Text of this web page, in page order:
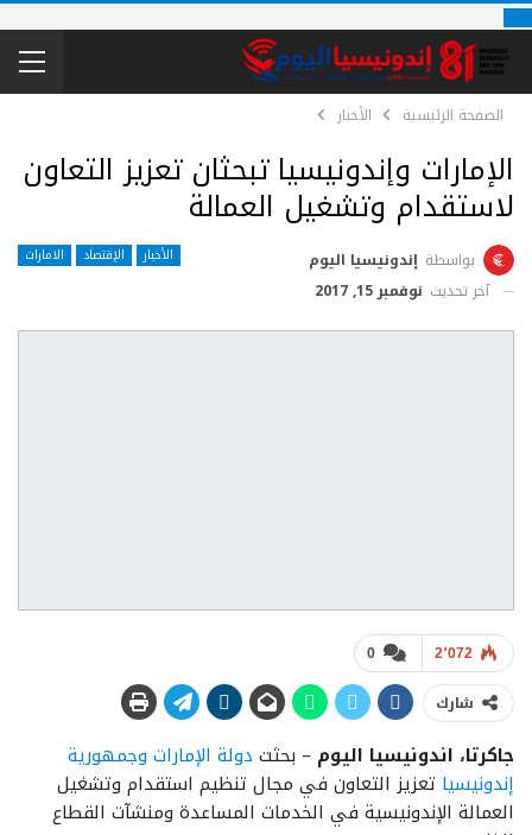
الصفحة الرئيسية الأخبار
الإمارات وإندونيسيا تبحثان تعزيز التعاون
لاستقدام وتشغيل العمالة
الأخبار الإقتصاد الامارات بواسطة إندونيسيا اليوم
آخر تحديث نوفمبر 15, 2017
0 2٬072
شارك
جاكرتا، اندونيسيا اليوم – بحثت دولة الإمارات وجمهورية
إندونيسيا تعزيز التعاون في مجال تنظيم استقدام وتشغيل
العمالة الإندونيسية في الخدمات المساعدة ومنشآت القطاع